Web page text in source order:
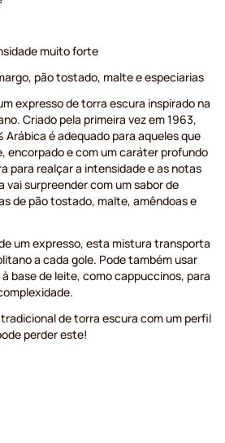
muito forte
pão tostado, malte e especiarias
expresso de torra escura inspirado na
Criado pela primeira vez em 1963,
é adequado para aqueles que
encorpado e com um caráter profundo
para realçar a intensidade e as notas
surpreender com um sabor de
de pão tostado, malte, amêndoas e
um expresso, esta mistura transporta
a cada gole. Pode também usar
base de leite, como cappuccinos, para
de torra escura com um perfil
perder este!